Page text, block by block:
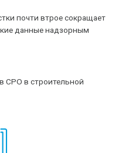
почти втрое сокращает
данные надзорным
СРО в строительной